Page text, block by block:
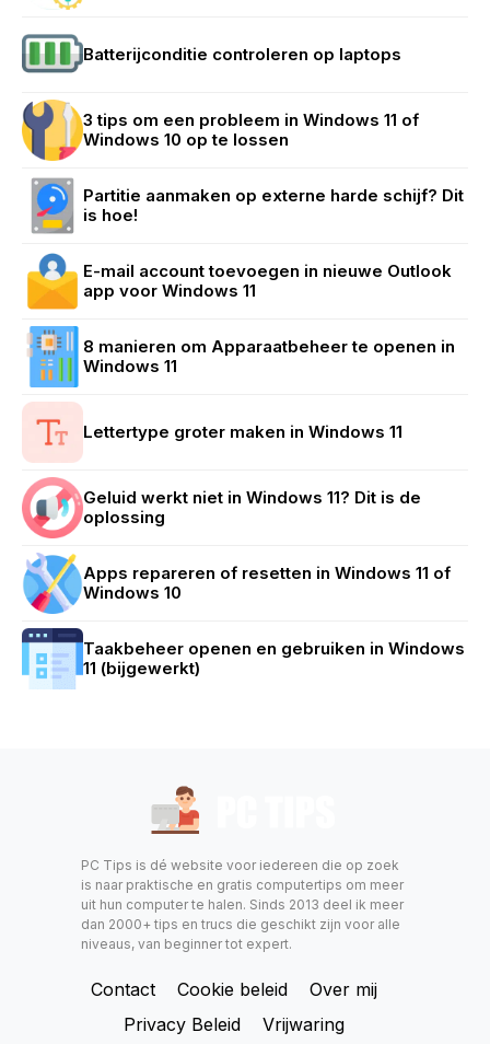
Batterijconditie controleren op laptops
3 tips om een probleem in Windows 11 of
Windows 10 op te lossen
Partitie aanmaken op externe harde schijf? Dit
is hoe!
E-mail account toevoegen in nieuwe Outlook
app voor Windows 11
8 manieren om Apparaatbeheer te openen in
Windows 11
Lettertype groter maken in Windows 11
Geluid werkt niet in Windows 11? Dit is de
oplossing
Apps repareren of resetten in Windows 11 of
Windows 10
Taakbeheer openen en gebruiken in Windows
11 (bijgewerkt)
PC Tips is dé website voor iedereen die op zoek
is naar praktische en gratis computertips om meer
uit hun computer te halen. Sinds 2013 deel ik meer
dan 2000+ tips en trucs die geschikt zijn voor alle
niveaus, van beginner tot expert.
Contact Cookie beleid
Over mij
Privacy Beleid
Vrijwaring